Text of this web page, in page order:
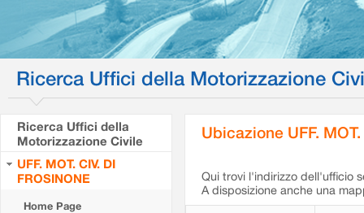
Ricerca Uffici della Motorizzazione
Ricerca Uffici della
Motorizzazione Civile
UFF. MOT. CIV. DI
FROSINONE
Home Page
Ubicazione UFF.
Qui trovi l'indirizzo dell'ufficio
A disposizione anche una